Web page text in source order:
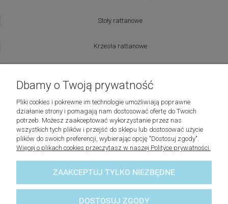
Stoły rattanowe
Krzesła rattanowe
Riviera Maison
Laboni
Lene Bjerre
© 2023 - lovelybaskets -Sklep z akcesoriami do domu
Dbamy o Twoją prywatność
Pliki cookies i pokrewne im technologie umożliwiają poprawne
działanie strony i pomagają nam dostosować ofertę do Twoich
potrzeb. Możesz zaakceptować wykorzystanie przez nas
wszystkich tych plików i przejść do sklepu lub dostosować użycie
plików do swoich preferencji, wybierając opcję "Dostosuj zgody".
Więcej o plikach cookies przeczytasz w naszej Polityce prywatności.
ZAAKCEPTUJ TYLKO NIEZBĘDNE
DOSTOSUJ ZGODY